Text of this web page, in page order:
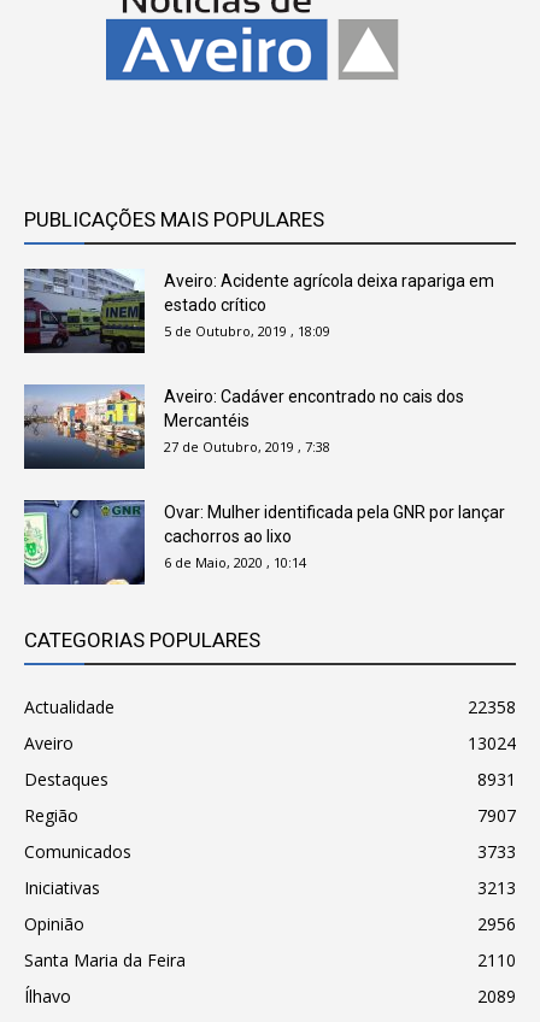
PUBLICAÇÕES MAIS POPULARES
Aveiro: Acidente agrícola deixa rapariga em
estado crítico
5 de Outubro, 2019 , 18:09
Aveiro: Cadáver encontrado no cais dos
Mercantéis
27 de Outubro, 2019 , 7:38
Ovar: Mulher identificada pela GNR por lançar
cachorros ao lixo
6 de Maio, 2020 , 10:14
CATEGORIAS POPULARES
Actualidade
22358
Aveiro
13024
Destaques
8931
Região
7907
Comunicados
3733
Iniciativas
3213
Opinião
2956
Santa Maria da Feira
2110
Ílhavo
2089